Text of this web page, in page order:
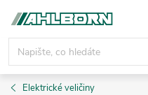
obsah
Elektrické veličiny